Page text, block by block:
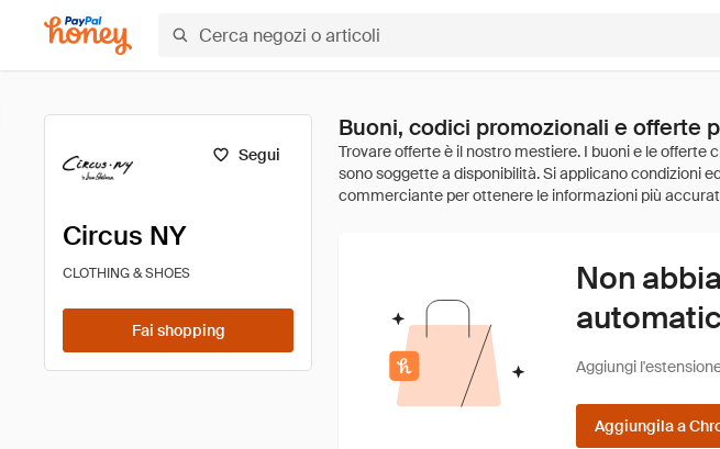
Segui
Circus NY
CLOTHING & SHOES
Fai shopping
Buoni, codici promozionali e offerte
Non
Aggiungi
Aggiungila a